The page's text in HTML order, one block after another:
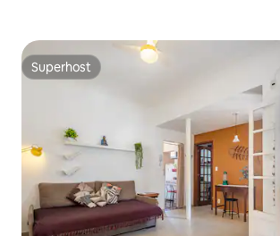
Superhost
Superhost